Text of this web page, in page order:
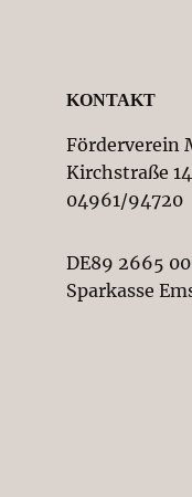
KONTAKT
Förderverein
Kirchstraße
04961/94720
DE89 2665
Sparkasse